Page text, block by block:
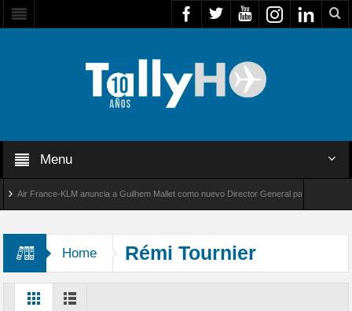
Menu
France-KLM anuncia a Guilhem Mallet como nuevo Director General para América Latina
Home Rémi Tournier